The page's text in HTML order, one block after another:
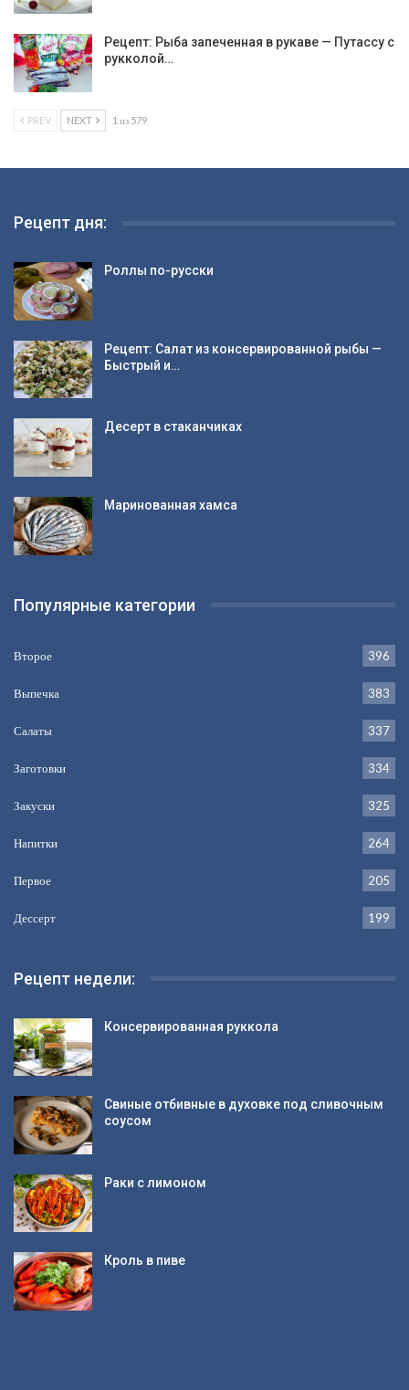
Рецепт: Рыба запеченная в рукаве — Путассу с
рукколой…
PREV NEXT 1 из 579
Рецепт дня:
Роллы по-русски
Рецепт: Салат из консервированной рыбы —
Быстрый и…
Десерт в стаканчиках
Маринованная хамса
Популярные категории
Второе 396
Выпечка 383
Салаты 337
Заготовки 334
Закуски 325
Напитки 264
Первое 205
Дессерт 199
Рецепт недели:
Консервированная руккола
Свиные отбивные в духовке под сливочным
соусом
Раки с лимоном
Кроль в пиве